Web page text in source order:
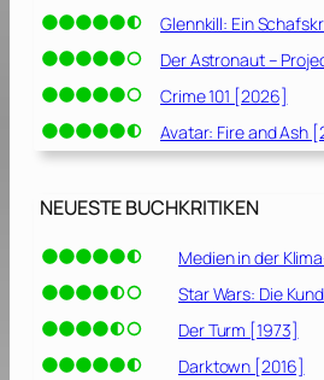
Glennkill: Ein
Der Astronaut –
Crime 101 [2026]
Avatar: Fire and Ash
NEUESTE BUCHKRITIKEN
Medien in der
Star Wars: Die
Der Turm [1973]
Darktown [2016]